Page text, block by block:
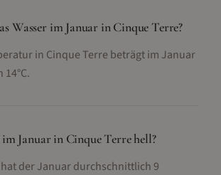
Wasser im Januar in Cinque Terre?
in Cinque Terre beträgt im Januar
im Januar in Cinque Terre hell?
der Januar durchschnittlich 9